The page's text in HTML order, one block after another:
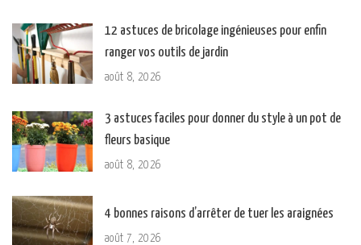
12 astuces de bricolage ingénieuses pour enfin
ranger vos outils de jardin
août 8, 2026
3 astuces faciles pour donner du style à un pot de
fleurs basique
août 8, 2026
4 bonnes raisons d’arrêter de tuer les araignées
août 7, 2026